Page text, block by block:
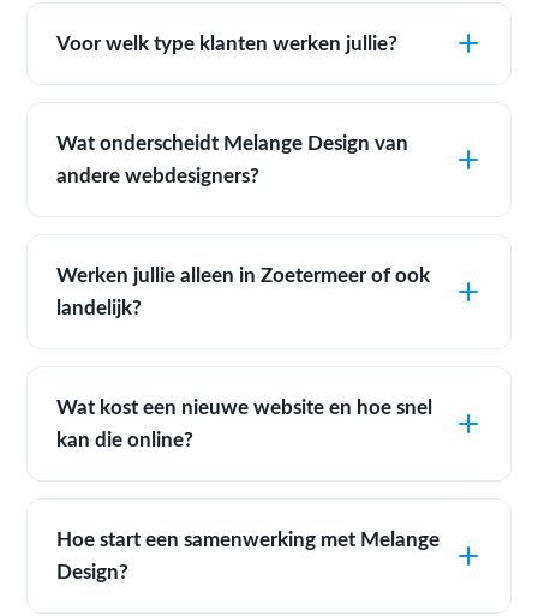
Voor welk type klanten werken jullie?
Wat onderscheidt Melange Design van
andere webdesigners?
Werken jullie alleen in Zoetermeer of ook
landelijk?
Wat kost een nieuwe website en hoe snel
kan die online?
Hoe start een samenwerking met Melange
Design?